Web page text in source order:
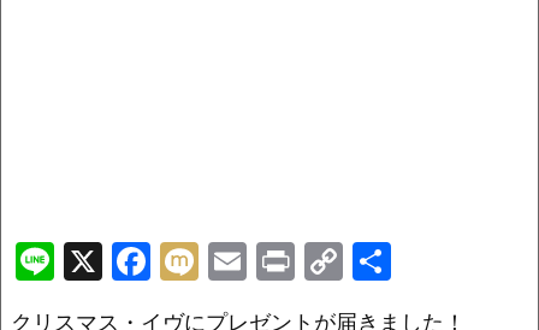
Li X
F
M
ix
E
Pr C
クリスマス・イヴにプレゼントが届きました！